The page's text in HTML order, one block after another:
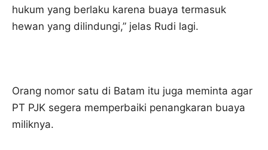
hukum yang berlaku karena buaya termasuk
hewan yang dilindungi,” jelas Rudi lagi.
Orang nomor satu di Batam itu juga meminta agar
PT PJK segera memperbaiki penangkaran buaya
miliknya.